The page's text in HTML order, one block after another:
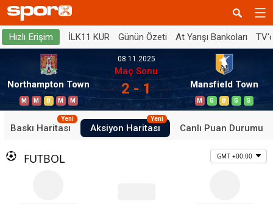
Hızlı Erişim İLK11 KUR Günün Özeti At Yarışı Bankoları
Northampton Town
M M B M M
08.11.2025
Maç Sonu
2 - 1 Mansfield Town
M G B G G
Baskı Haritası
Yeni
Aksiyon Haritası
Yeni
Canlı Puan Durumu
FUTBOL GMT +00:00